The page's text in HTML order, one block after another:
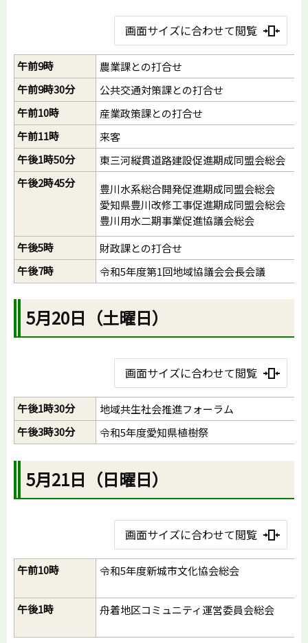
画面サイズに合わせて閲覧
午前9時
農業課との打合せ
午前9時30分
公共交通対策課との打合せ
午前10時
産業政策課との打合せ
午前11時
来客
午後1時50分
東三河縦貫道路建設促進期成同盟会総会
午後2時45分
豊川水系総合開発促進期成同盟会総会
愛知県豊川改修工事促進期成同盟会総会
豊川用水二期事業促進協議会総会
午後5時
財政課との打合せ
午後7時
令和5年度第1回地域協議会会長会議
5月20日（土曜日）
画面サイズに合わせて閲覧
午後1時30分
地域共生社会推進フォーラム
午後3時30分
令和5年度愛知県植樹祭
5月21日（日曜日）
画面サイズに合わせて閲覧
午前10時 令和5年度新城市文化協会総会
午後1時 舟着地区コミュニティ運営委員会総会